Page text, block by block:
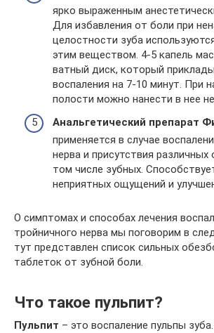
ярко выраженным
Для избавления от боли при
целостности зуба
этим веществом. 4-5 капель
ватный диск, который
воспаления на 7-10 минут. При
полости можно нанести в нее
Анальгетический препарат
применяется в случае
нерва и присутствия различных
том числе зубных.
неприятных ощущений и
О симптомах и способах лечения
тройничного нерва мы поговорим в
тут представлен список сильных
таблеток от зубной боли.
Что такое пульпит?
Пульпит – это воспаление пульпы